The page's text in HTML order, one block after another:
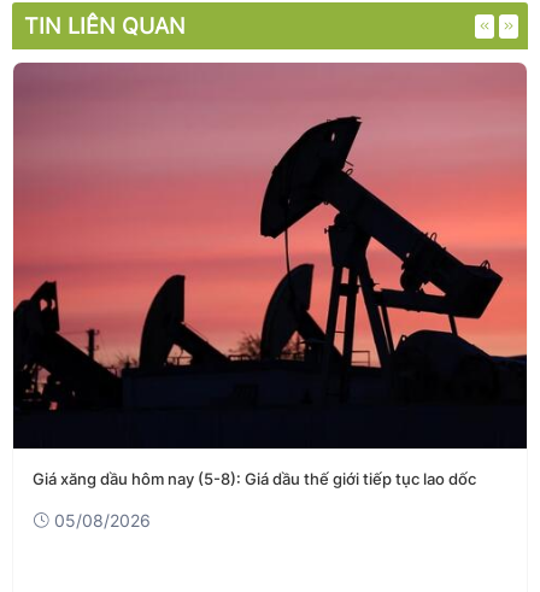
TIN LIÊN QUAN
Giá xăng dầu hôm nay (5-8): Giá dầu thế giới tiếp tục lao dốc
05/08/2026